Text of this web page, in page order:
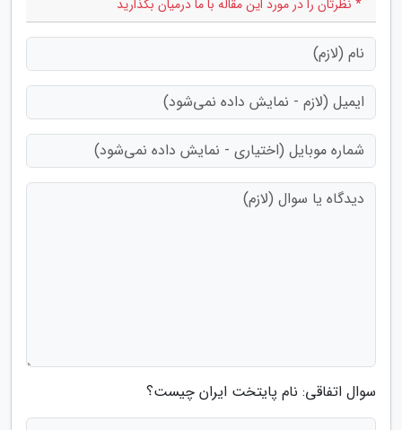
* نظرتان را در مورد این مقاله با ما درمیان بگذارید
سوال اتفاقی: نام پایتخت ایران چیست؟